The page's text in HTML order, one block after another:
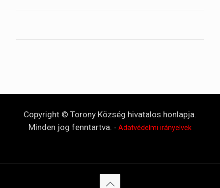
Copyright © Torony Község hivatalos honlapja.
Minden jog fenntartva. - Adatvédelmi irányelvek